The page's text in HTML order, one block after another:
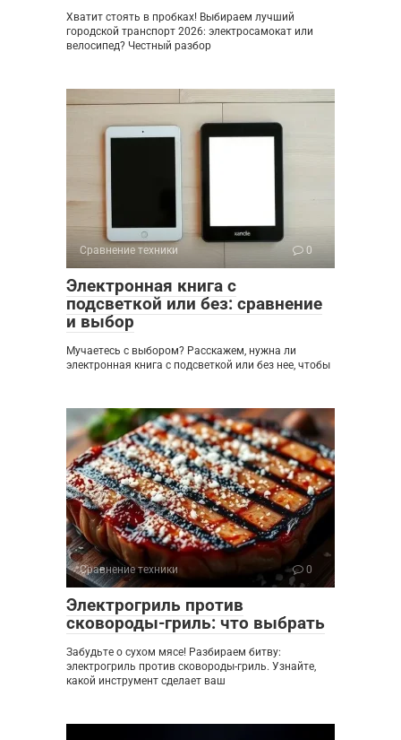
Хватит стоять в пробках! Выбираем лучший
городской транспорт 2026: электросамокат или
велосипед? Честный разбор
Сравнение техники 0
Электронная книга с
подсветкой или без: сравнение
и выбор
Мучаетесь с выбором? Расскажем, нужна ли
электронная книга с подсветкой или без нее, чтобы
Сравнение техники 0
Электрогриль против
сковороды-гриль: что выбрать
Забудьте о сухом мясе! Разбираем битву:
электрогриль против сковороды-гриль. Узнайте,
какой инструмент сделает ваш